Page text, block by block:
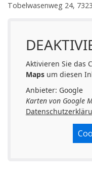
Tobelwasenweg 24,
Aktivieren Sie das
Maps um diesen
Anbieter: Google
Karten von Google